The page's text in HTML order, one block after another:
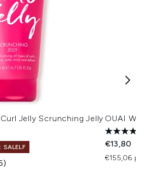
Jelly Scrunching Jelly
SALELF
Price:
OUAI
€13,80
€155,06